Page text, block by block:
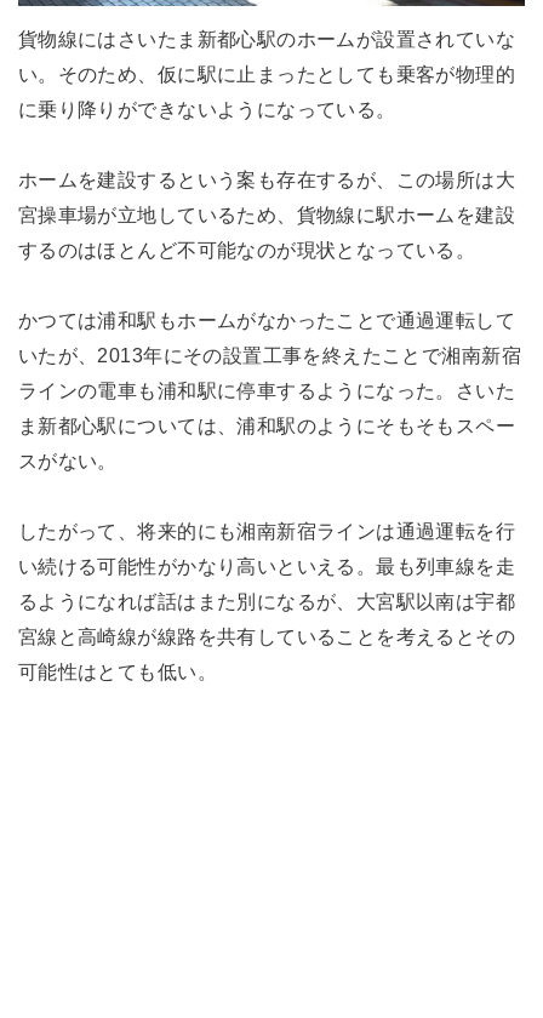
貨物線にはさいたま新都心駅のホームが設置されていな
い。そのため、仮に駅に止まったとしても乗客が物理的
に乗り降りができないようになっている。
ホームを建設するという案も存在するが、この場所は大
宮操車場が立地しているため、貨物線に駅ホームを建設
するのはほとんど不可能なのが現状となっている。
かつては浦和駅もホームがなかったことで通過運転して
いたが、2013年にその設置工事を終えたことで湘南新宿
ラインの電車も浦和駅に停車するようになった。さいた
ま新都心駅については、浦和駅のようにそもそもスペー
スがない。
したがって、将来的にも湘南新宿ラインは通過運転を行
い続ける可能性がかなり高いといえる。最も列車線を走
るようになれば話はまた別になるが、大宮駅以南は宇都
宮線と高崎線が線路を共有していることを考えるとその
可能性はとても低い。